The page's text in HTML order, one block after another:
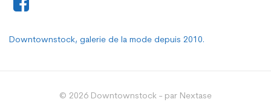
Downtownstock, galerie de la mode depuis 2010.
© 2026 Downtownstock - par Nextase